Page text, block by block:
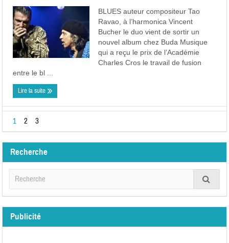
BLUES auteur compositeur Tao
Ravao, à l’harmonica Vincent
Bucher le duo vient de sortir un
nouvel album chez Buda Musique
qui a reçu le prix de l’Académie
Charles Cros le travail de fusion
entre le bl ...
Lire la suite
1 2 3
Recherche
Publicité